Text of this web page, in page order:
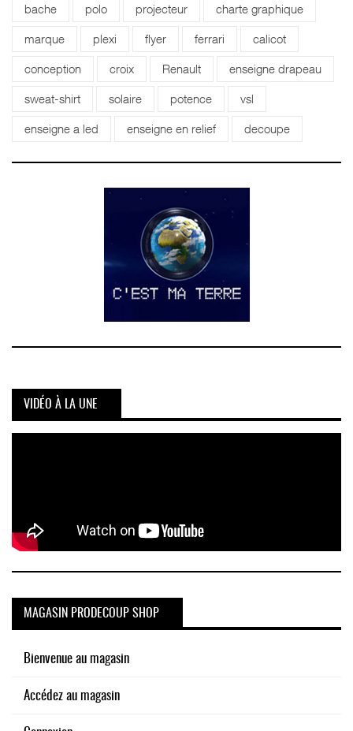
bache polo projecteur charte graphique
marque plexi flyer ferrari calicot
conception croix Renault enseigne drapeau
sweat-shirt solaire potence vsl
enseigne a led enseigne en relief decoupe
VIDÉO À LA UNE
MAGASIN PRODECOUP SHOP
Bienvenue au magasin
Accédez au magasin